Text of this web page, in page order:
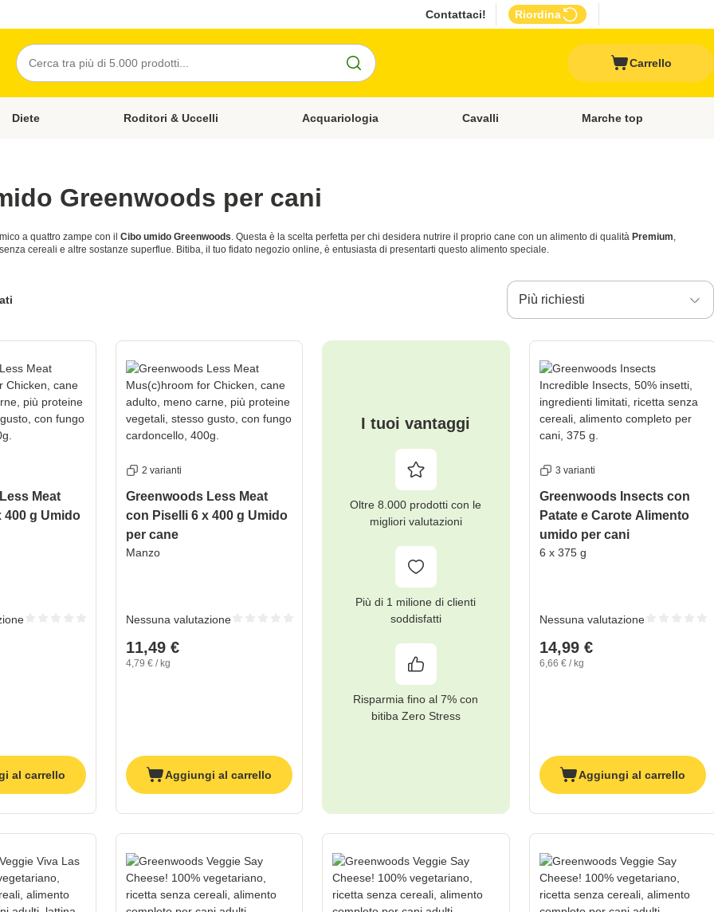
Contattaci! Riordina
Cerca
Carrello
Gatti
Apri Menù Categoria: Cani
Diete Apri Menù Categoria: Diete
Roditori & Uccelli Apri Menù Categoria: Roditori & Uccelli
Acquariologia Apri Menù Categoria: Acquariologia
Cavalli Apri Menù Categoria: Cavalli
Marche top
Greenwoods per cani
a quattro zampe con il Cibo umido Greenwoods. Questa è la scelta perfetta per chi desidera nutrire il proprio cane con un alimento di qualità Premium,
cereali e altre sostanze superflue. Bitiba, il tuo fidato negozio online, è entusiasta di presentarti questo alimento speciale.
Più richiesti
Meat
400 g Umido
al carrello
2 varianti
Greenwoods Less Meat
con Piselli 6 x 400 g Umido
per cane
Manzo
11,49 €
4,79 € / kg
Nessuna valutazione
Aggiungi al carrello
I tuoi vantaggi
Oltre 8.000 prodotti con le
migliori valutazioni
Più di 1 milione di clienti
soddisfatti
Risparmia fino al 7% con
bitiba Zero Stress
3 varianti
Greenwoods Insects con
Patate e Carote Alimento
umido per cani
6 x 375 g
14,99 €
6,66 € / kg
Nessuna valutazione
Aggiungi al carrello